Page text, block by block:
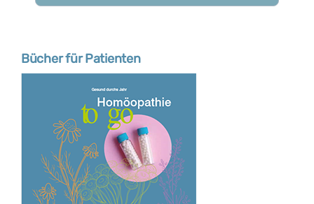
Bücher für Patienten